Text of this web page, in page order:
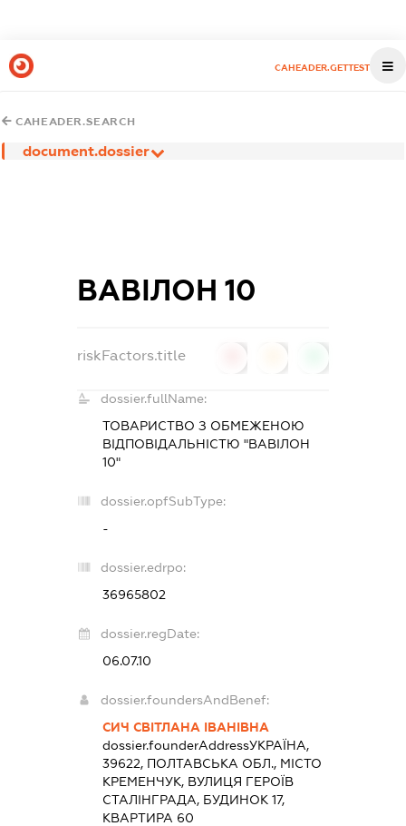
CAHEADER.GETTEST
CAHEADER.SEARCH
document.dossier
ВАВІЛОН 10
riskFactors.title
dossier.fullName:
ТОВАРИСТВО З ОБМЕЖЕНОЮ
ВІДПОВІДАЛЬНІСТЮ "ВАВІЛОН
10"
dossier.opfSubType:
-
dossier.edrpo:
36965802
dossier.regDate:
06.07.10
dossier.foundersAndBenef:
СИЧ СВІТЛАНА ІВАНІВНА
dossier.founderAddressУКРАЇНА,
39622, ПОЛТАВСЬКА ОБЛ., МІСТО
КРЕМЕНЧУК, ВУЛИЦЯ ГЕРОЇВ
СТАЛІНГРАДА, БУДИНОК 17,
КВАРТИРА 60